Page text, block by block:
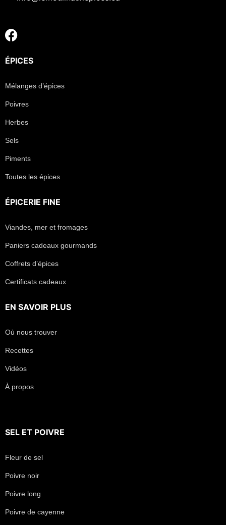
ÉPICES
Mélanges d’épices
Poivres
Herbes
Sels
Piments
Toutes les épices
ÉPICERIE FINE
Viandes, mer et fromages
Paniers cadeaux gourmands
Coffrets d’épices
Certificats cadeaux
EN SAVOIR PLUS
Où nous trouver
Recettes
Vidéos
À propos
SEL ET POIVRE
Fleur de sel
Poivre noir
Poivre long
Poivre de cayenne